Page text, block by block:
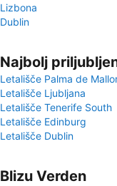
Lizbona
Dublin
Najbolj
Letališče Palma de
Letališče Ljubljana
Letališče Tenerife South
Letališče Edinburg
Letališče Dublin
Blizu Verden